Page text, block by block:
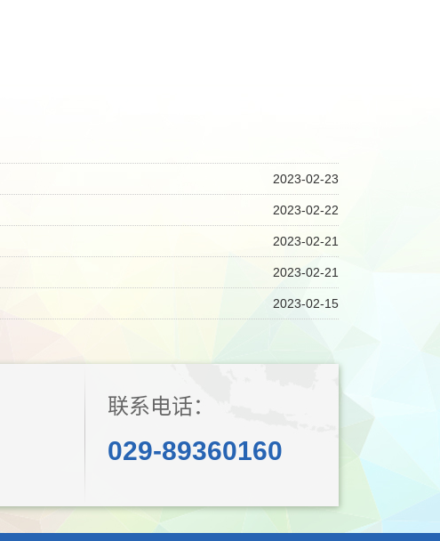
2023-02-23
2023-02-22
2023-02-21
2023-02-21
2023-02-15
联系电话：
029-89360160